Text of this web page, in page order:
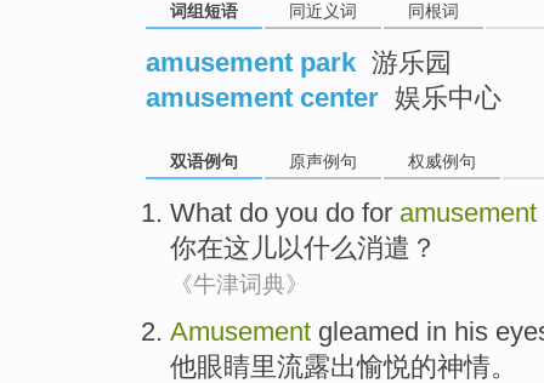
词组短语 同近义词 同根词
amusement park 游乐园
amusement center 娱乐中心
双语例句 原声例句 权威例句
What do you do for amusement
你在这儿以什么消遣 ？
《牛津词典》
Amusement gleamed in his
他眼睛里流露出愉悦的神情。